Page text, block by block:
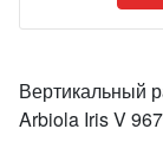
Вертикальный
Arbiola Iris V